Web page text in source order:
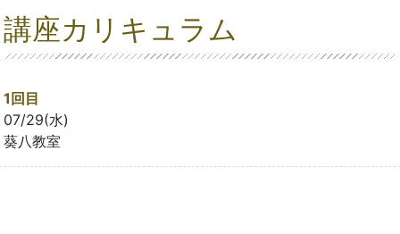
講座カリキュラム
1回目
07/29(水)
葵八教室